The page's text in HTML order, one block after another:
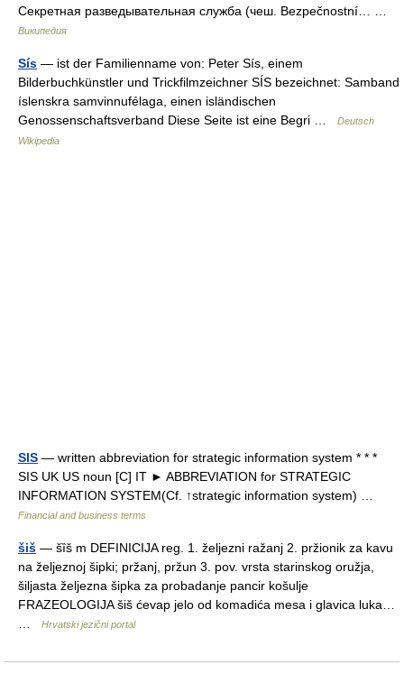
Секретная разведывательная служба (чеш. Bezpečnostní… …
Википедия
Sís — ist der Familienname von: Peter Sís, einem
Bilderbuchkünstler und Trickfilmzeichner SÍS bezeichnet: Samband
íslenskra samvinnufélaga, einen isländischen
Genossenschaftsverband Diese Seite ist eine Begri …
Deutsch
Wikipedia
SIS — written abbreviation for strategic information system * * *
SIS UK US noun [C] IT ► ABBREVIATION for STRATEGIC
INFORMATION SYSTEM(Cf. ↑strategic information system) …
Financial and business terms
šiš — šȉš m DEFINICIJA reg. 1. željezni ražanj 2. pržionik za kavu
na željeznoj šipki; pržanj, pržun 3. pov. vrsta starinskog oružja,
šiljasta željezna šipka za probadanje pancir košulje
FRAZEOLOGIJA šiš ćevap jelo od komadića mesa i glavica luka…
Hrvatski jezični portal